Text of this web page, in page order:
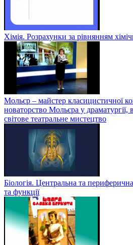
Хімія. Розрахунки за рівнянням
Мольєр – майстер класицистичної
новаторство Мольєра у драматургії,
світове театральне мистецтво
Біологія. Центральна та
та функції